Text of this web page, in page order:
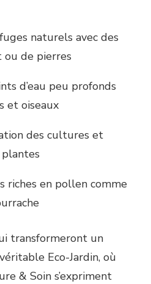
naturels avec des
ou de pierres
d’eau peu profonds
et oiseaux
des cultures et
plantes
riches en pollen comme
transformeront un
Eco-Jardin, où
& Soin s’expriment